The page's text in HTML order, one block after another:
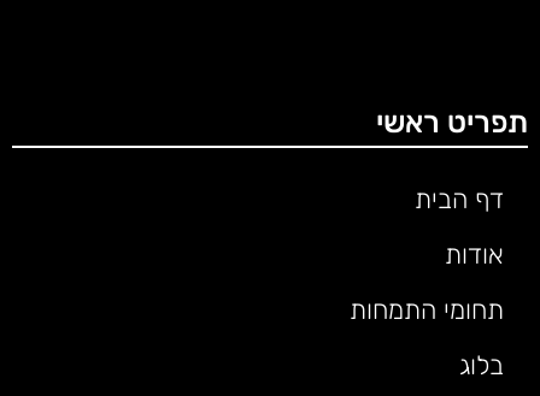
תפריט ראשי
דף הבית
אודות
תחומי התמחות
בלוג